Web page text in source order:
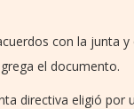
con la junta
el documento.
directiva eligió por